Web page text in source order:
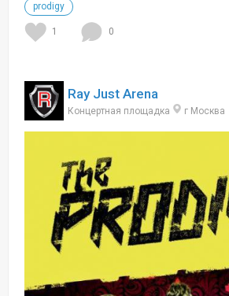
prodigy
1 0
Ray Just Arena
Концертная площадка г Москва